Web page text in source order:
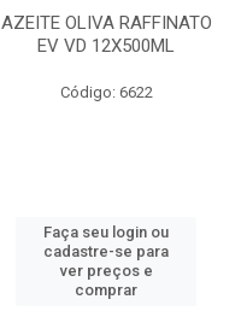
AZEITE OLIVA RAFFINATO
EV VD 12X500ML
Código: 6622
Faça seu login ou
cadastre-se para
ver preços e
comprar